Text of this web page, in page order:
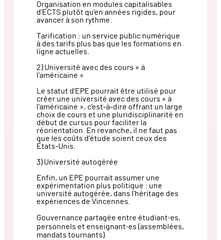
Organisation en modules capitalisables
d’ECTS plutôt qu’en années rigides, pour
avancer à son rythme.
Tarification : un service public numérique
à des tarifs plus bas que les formations en
ligne actuelles.
2) Université avec des cours « à
l’américaine »
Le statut d’EPE pourrait être utilisé pour
créer une université avec des cours « à
l’américaine », c’est-à-dire offrant un large
choix de cours et une pluridisciplinarité en
début de cursus pour faciliter la
réorientation. En revanche, il ne faut pas
que les coûts d’étude soient ceux des
États-Unis.
3) Université autogérée
Enfin, un EPE pourrait assumer une
expérimentation plus politique : une
université autogérée, dans l’héritage des
expériences de Vincennes.
Gouvernance partagée entre étudiant·es,
personnels et enseignant·es (assemblées,
mandats tournants).